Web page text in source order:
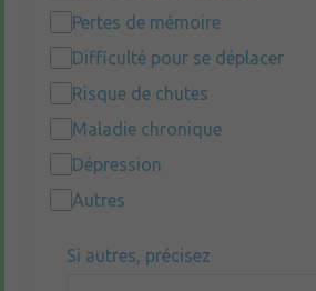
Pertes de mémoire
Difficulté pour se déplacer
Risque de chutes
Maladie chronique
Dépression
Autres
Si autres, précisez